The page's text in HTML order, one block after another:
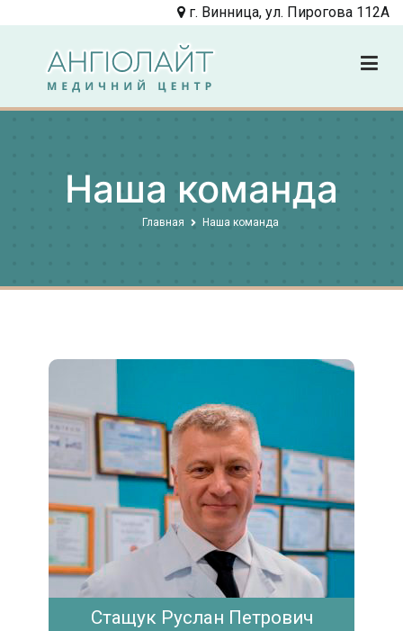
содержимому
г. Винница, ул. Пирогова 112А
Angiolight
Клиника
Наша команда
Главная Наша команда
Стащук Руслан Петрович